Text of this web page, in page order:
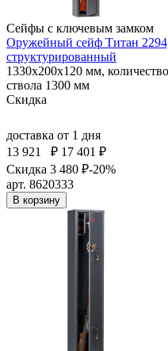
Сейфы с ключевым замком
Оружейный сейф Титан
структурированный
1330x200x120 мм,
ствола 1300 мм
Скидка
доставка от 1 дня
13 921
₽ 17 401 ₽
Скидка 3 480 ₽-20%
арт. 8620333
В корзину